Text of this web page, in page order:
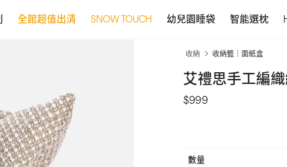
全館超值出清 SNOW TOUCH 幼兒園睡袋 智能選枕
收納 收納籃｜面紙盒
艾禮思手工編
$999
數量